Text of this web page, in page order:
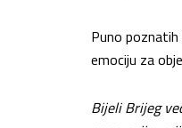
Puno
emociju za
Bijeli Brijeg